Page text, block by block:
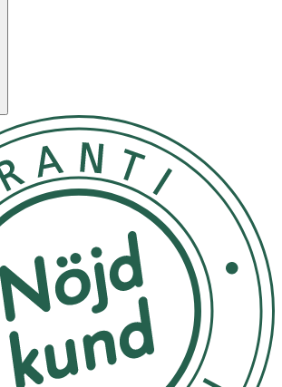
100% vegansk och certifierad av
glidmedel
och prebiotika (alpha-glucan
testad
Vegan Society-certifierad)
i handen eller på fingrarna och
önskar mer fukt och glid, exempelvis